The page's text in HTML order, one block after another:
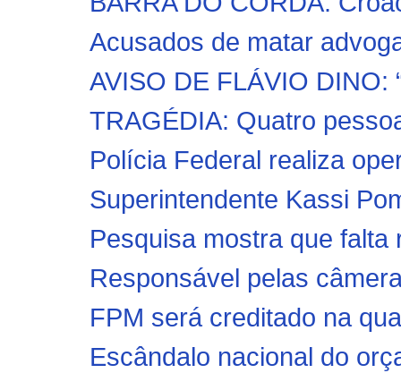
Acusados de matar
AVISO DE FLÁVIO DINO:
TRAGÉDIA: Quatro
Polícia Federal realiza
Superintendente Kassi
Pesquisa mostra que
Responsável pelas
FPM será creditado na
Escândalo nacional do